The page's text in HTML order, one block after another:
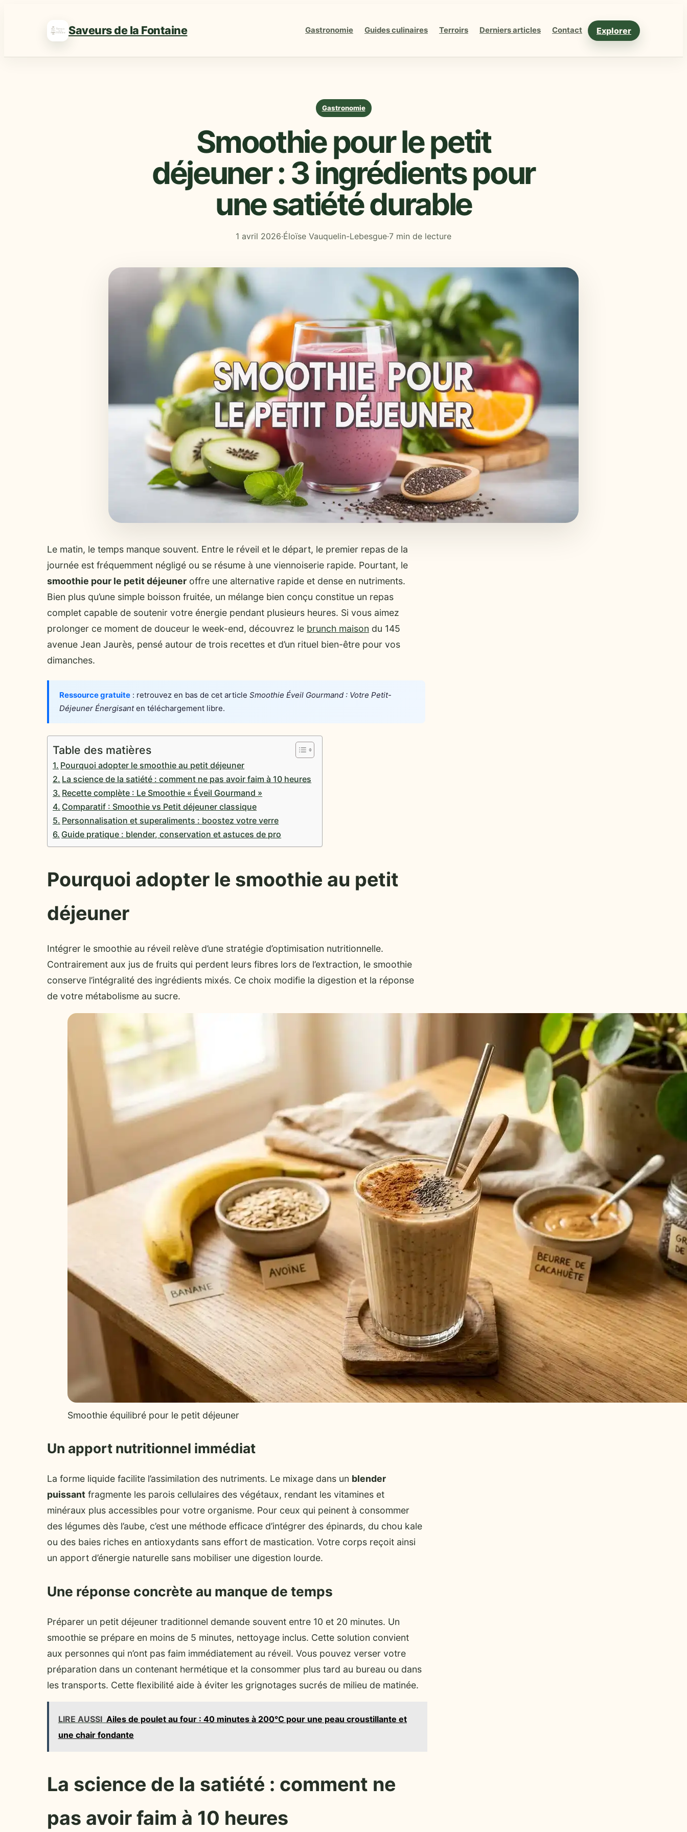
Saveurs de la Fontaine Gastronomie Guides culinaires Terroirs Derniers articles Contact Explorer
Gastronomie
Smoothie pour le petit
déjeuner : 3 ingrédients pour
une satiété durable
1 avril 2026·Éloïse Vauquelin-Lebesgue·7 min de lecture
Le matin, le temps manque souvent. Entre le réveil et le départ, le premier repas de la
journée est fréquemment négligé ou se résume à une viennoiserie rapide. Pourtant, le
smoothie pour le petit déjeuner offre une alternative rapide et dense en nutriments.
Bien plus qu’une simple boisson fruitée, un mélange bien conçu constitue un repas
complet capable de soutenir votre énergie pendant plusieurs heures. Si vous aimez
prolonger ce moment de douceur le week-end, découvrez le brunch maison du 145
avenue Jean Jaurès, pensé autour de trois recettes et d’un rituel bien-être pour vos
dimanches.
Ressource gratuite : retrouvez en bas de cet article Smoothie Éveil Gourmand : Votre Petit-
Déjeuner Énergisanten téléchargement libre.
Table des matières
Pourquoi adopter le smoothie au petit déjeuner
La science de la satiété : comment ne pas avoir faim à 10 heures
Recette complète : Le Smoothie « Éveil Gourmand »
Comparatif : Smoothie vs Petit déjeuner classique
Personnalisation et superaliments : boostez votre verre
Guide pratique : blender, conservation et astuces de pro
Pourquoi adopter le smoothie au petit
déjeuner
Intégrer le smoothie au réveil relève d’une stratégie d’optimisation nutritionnelle.
Contrairement aux jus de fruits qui perdent leurs fibres lors de l’extraction, le smoothie
conserve l’intégralité des ingrédients mixés. Ce choix modifie la digestion et la réponse
de votre métabolisme au sucre.
Smoothie équilibré pour le petit déjeuner
Un apport nutritionnel immédiat
La forme liquide facilite l’assimilation des nutriments. Le mixage dans un blender
puissant fragmente les parois cellulaires des végétaux, rendant les vitamines et
minéraux plus accessibles pour votre organisme. Pour ceux qui peinent à consommer
des légumes dès l’aube, c’est une méthode efficace d’intégrer des épinards, du chou kale
ou des baies riches en antioxydants sans effort de mastication. Votre corps reçoit ainsi
un apport d’énergie naturelle sans mobiliser une digestion lourde.
Une réponse concrète au manque de temps
Préparer un petit déjeuner traditionnel demande souvent entre 10 et 20 minutes. Un
smoothie se prépare en moins de 5 minutes, nettoyage inclus. Cette solution convient
aux personnes qui n’ont pas faim immédiatement au réveil. Vous pouvez verser votre
préparation dans un contenant hermétique et la consommer plus tard au bureau ou dans
les transports. Cette flexibilité aide à éviter les grignotages sucrés de milieu de matinée.
LIRE AUSSI Ailes de poulet au four : 40 minutes à 200°C pour une peau croustillante et
une chair fondante
La science de la satiété : comment ne
pas avoir faim à 10 heures